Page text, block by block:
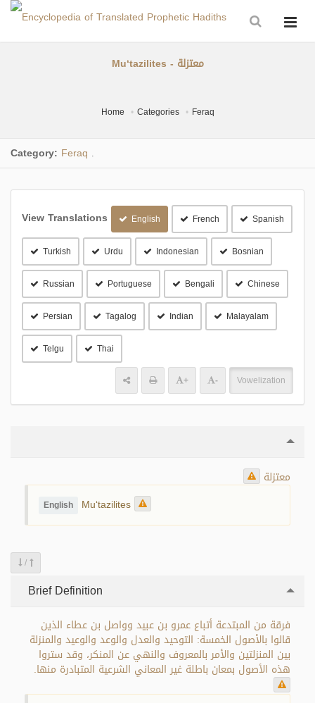
Mu‘tazilites - معتزلة
Home Categories Feraq
Category: Feraq
View Translations English French Spanish
Turkish Urdu Indonesian Bosnian
Russian Portuguese Bengali Chinese
Persian Tagalog Indian Malayalam
Telgu Thai
+ - Vowelization
معتزلة
English Mu‘tazilites
/
Brief Definition
فرقة من المبتدعة أتباع عمرو بن عبيد وواصل بن عطاء الذين
قالوا بالأصول الخمسة: التوحيد والعدل والوعد والوعيد والمنزلة
بين المنزلتين والأمر بالمعروف والنهي عن المنكر، وقد ستروا
هذه الأصول بمعان باطلة غير المعاني الشرعية المتبادرة منها.